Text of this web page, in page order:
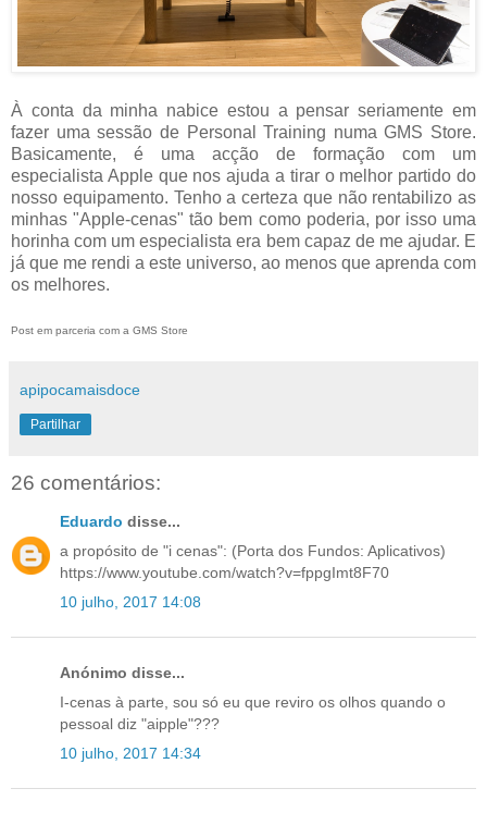
À conta da minha nabice estou a pensar seriamente em
fazer uma sessão de Personal Training numa GMS Store.
Basicamente, é uma acção de formação com um
especialista Apple que nos ajuda a tirar o melhor partido do
nosso equipamento. Tenho a certeza que não rentabilizo as
minhas "Apple-cenas" tão bem como poderia, por isso uma
horinha com um especialista era bem capaz de me ajudar. E
já que me rendi a este universo, ao menos que aprenda com
os melhores.
Post em parceria com a GMS Store
apipocamaisdoce
Partilhar
26 comentários:
Eduardo disse...
a propósito de "i cenas": (Porta dos Fundos: Aplicativos)
https://www.youtube.com/watch?v=fppgImt8F70
10 julho, 2017 14:08
Anónimo disse...
I-cenas à parte, sou só eu que reviro os olhos quando o
pessoal diz "aipple"???
10 julho, 2017 14:34